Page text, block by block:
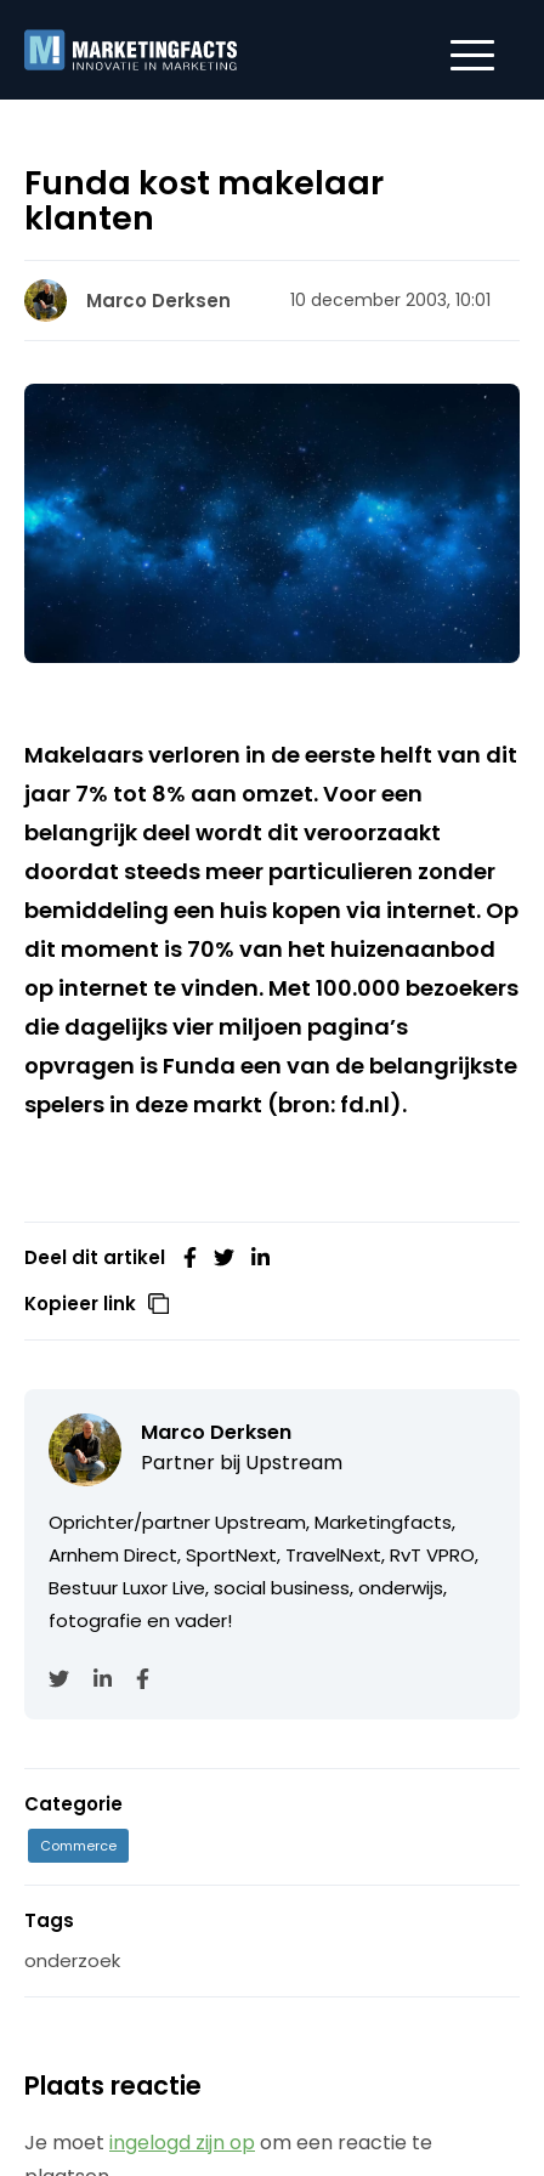
Funda kost makelaar
klanten
Marco Derksen 10 december 2003, 10:01
Makelaars verloren in de eerste helft van dit
jaar 7% tot 8% aan omzet. Voor een
belangrijk deel wordt dit veroorzaakt
doordat steeds meer particulieren zonder
bemiddeling een huis kopen via internet. Op
dit moment is 70% van het huizenaanbod
op internet te vinden. Met 100.000 bezoekers
die dagelijks vier miljoen pagina’s
opvragen is Funda een van de belangrijkste
spelers in deze markt (bron: fd.nl).
Deel dit artikel
Kopieer link
Marco Derksen
Partner bij Upstream
Oprichter/partner Upstream, Marketingfacts,
Arnhem Direct, SportNext, TravelNext, RvT VPRO,
Bestuur Luxor Live, social business, onderwijs,
fotografie en vader!
Categorie
Commerce
Tags
onderzoek
Plaats reactie
Je moet ingelogd zijn op om een reactie te